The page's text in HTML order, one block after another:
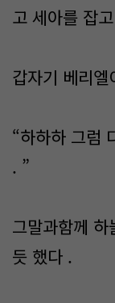
고 세아를 잡
갑자기 베리
“하하하 그럼
. ”
그말과함께
듯 했다 .